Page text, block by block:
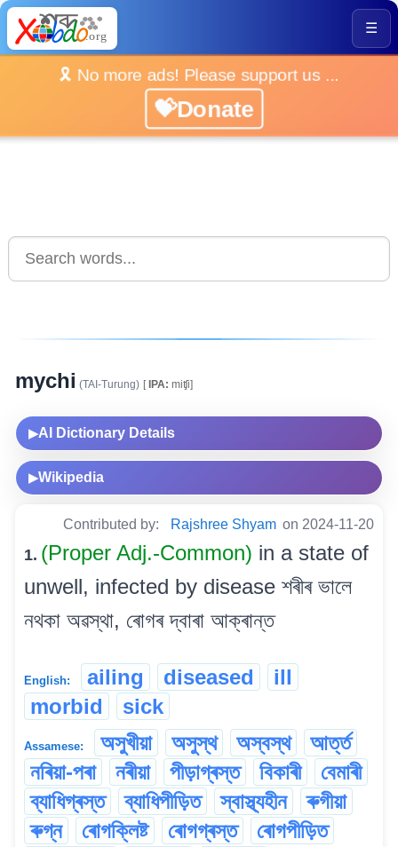
☰
🎗️ No more ads! Please support us ...
💝Donate
mychi (TAI-Turung) [IPA: miʧi]
▶AI Dictionary Details
▶Wikipedia
Contributed by: Rajshree Shyam on 2024-11-20
1. (Proper Adj.-Common) in a state of
unwell, infected by disease শৰীৰ ভালে
নথকা অৱস্থা, ৰোগৰ দ্বাৰা আক্ৰান্ত
English: ailing diseased
ill
morbid
sick
Assamese: অসুখীয়া অসুস্থ অস্বস্থ
আৰ্ত্ত
নৰিয়া-পৰা
নৰীয়া পীড়াগ্ৰস্ত বিকাৰী
বেমাৰী
ব্যাধিগ্ৰস্ত
ব্যাধিপীড়িত স্বাস্থ্যহীন
ৰুগীয়া
ৰুগ্ন
ৰোগক্লিষ্ট ৰোগগ্ৰস্ত
ৰোগপীড়িত